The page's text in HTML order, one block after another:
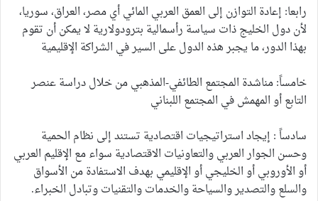
رابعا: إعادة التوازن إلى العمق العربي المائي أي مصر، العراق، سوريا،
لأن دول الخليج ذات سياسة رأسمالية بترودولارية لا يمكن أن تقوم
بهذا الدور، ما يجبر هذه الدول على السير في الشراكة الإقليمية
خامساً: مناشدة المجتمع الطائفي-المذهبي من خلال دراسة عنصر
التابع أو المهمش في المجتمع اللبناني
سادساً : إيجاد استراتيجيات اقتصادية تستند إلى نظام الحمية
وحسن الجوار العربي والتعاونيات الاقتصادية سواء مع الإقليم العربي
أو الأوروبي أو الخليجي أو الإقليمي بهدف الاستفادة من الأسواق
والسلع والتصدير والسياحة والخدمات والتقنيات وتبادل الخبراء.